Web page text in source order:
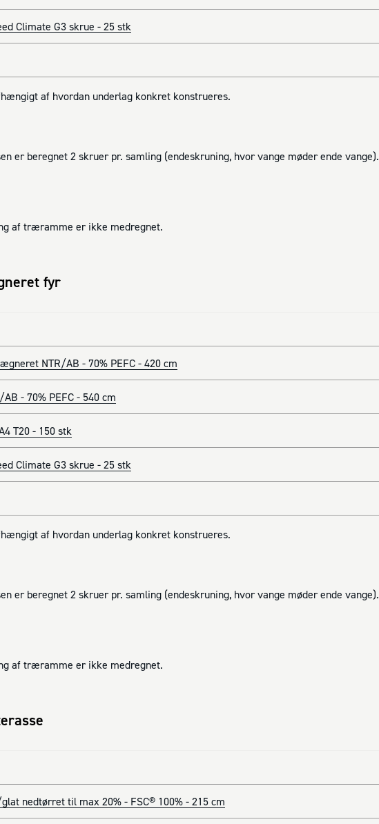
Climate G3 skrue - 25 stk
af hvordan underlag konkret konstrueres.
er beregnet 2 skruer pr. samling (endeskruning, hvor vange møder ende vange).
af træramme er ikke medregnet.
fyr
NTR/AB - 70% PEFC - 420 cm
- 70% PEFC - 540 cm
T20 - 150 stk
Climate G3 skrue - 25 stk
af hvordan underlag konkret konstrueres.
er beregnet 2 skruer pr. samling (endeskruning, hvor vange møder ende vange).
af træramme er ikke medregnet.
nedtørret til max 20% - FSC® 100% - 215 cm